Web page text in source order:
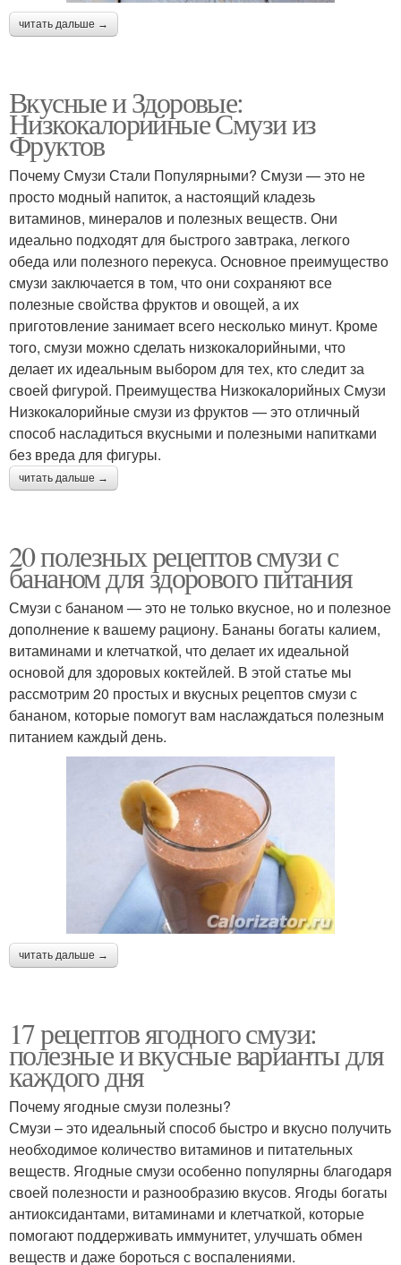
читать дальше →
Вкусные и Здоровые:
Низкокалорийные Смузи из
Фруктов
Почему Смузи Стали Популярными? Смузи — это не
просто модный напиток, а настоящий кладезь
витаминов, минералов и полезных веществ. Они
идеально подходят для быстрого завтрака, легкого
обеда или полезного перекуса. Основное преимущество
смузи заключается в том, что они сохраняют все
полезные свойства фруктов и овощей, а их
приготовление занимает всего несколько минут. Кроме
того, смузи можно сделать низкокалорийными, что
делает их идеальным выбором для тех, кто следит за
своей фигурой. Преимущества Низкокалорийных Смузи
Низкокалорийные смузи из фруктов — это отличный
способ насладиться вкусными и полезными напитками
без вреда для фигуры.
читать дальше →
20 полезных рецептов смузи с
бананом для здорового питания
Смузи с бананом — это не только вкусное, но и полезное
дополнение к вашему рациону. Бананы богаты калием,
витаминами и клетчаткой, что делает их идеальной
основой для здоровых коктейлей. В этой статье мы
рассмотрим 20 простых и вкусных рецептов смузи с
бананом, которые помогут вам наслаждаться полезным
питанием каждый день.
читать дальше →
17 рецептов ягодного смузи:
полезные и вкусные варианты для
каждого дня
Почему ягодные смузи полезны?
Смузи – это идеальный способ быстро и вкусно получить
необходимое количество витаминов и питательных
веществ. Ягодные смузи особенно популярны благодаря
своей полезности и разнообразию вкусов. Ягоды богаты
антиоксидантами, витаминами и клетчаткой, которые
помогают поддерживать иммунитет, улучшать обмен
веществ и даже бороться с воспалениями.